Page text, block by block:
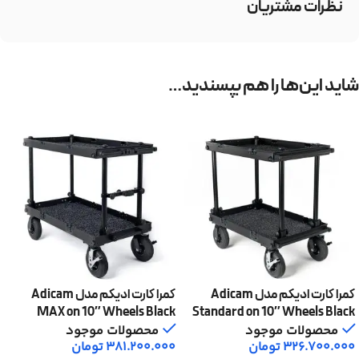
نظرات مشتریان
شاید این‌ها را هم بپسندید…
کمرا کارت ادیکم مدل Adicam
Standard on 10″ Wheels Black
Edition
محصولات موجود
326.700.000تومان
کمرا کارت ادیکم مدل Adicam
MAX on 10″ Wheels Black
Edition
محصولات موجود
381.200.000تومان